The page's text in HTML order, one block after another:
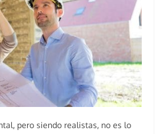
pero siendo realistas, no es lo